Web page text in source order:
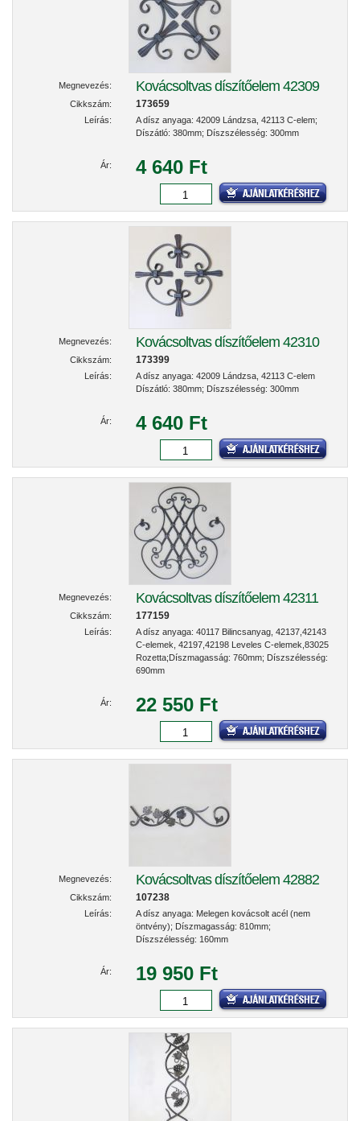
Megnevezés: Kovácsoltvas díszítőelem 42309
Cikkszám: 173659
Leírás:
A dísz anyaga: 42009 Lándzsa, 42113 C-elem;
Díszátló: 380mm; Díszszélesség: 300mm
Ár: 4 640 Ft
Megnevezés: Kovácsoltvas díszítőelem 42310
Cikkszám: 173399
Leírás:
A dísz anyaga: 42009 Lándzsa, 42113 C-elem
Díszátló: 380mm; Díszszélesség: 300mm
Ár: 4 640 Ft
Megnevezés: Kovácsoltvas díszítőelem 42311
Cikkszám: 177159
Leírás:
A dísz anyaga: 40117 Bilincsanyag, 42137,42143
C-elemek, 42197,42198 Leveles C-elemek,83025
Rozetta;Díszmagasság: 760mm; Díszszélesség:
690mm
Ár: 22 550 Ft
Megnevezés: Kovácsoltvas díszítőelem 42882
Cikkszám: 107238
Leírás:
A dísz anyaga: Melegen kovácsolt acél (nem
öntvény); Díszmagasság: 810mm;
Díszszélesség: 160mm
Ár: 19 950 Ft